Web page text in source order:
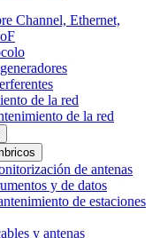
Channel, Ethernet,
de la red
de la red
de antenas
y de datos
de estaciones
y antenas